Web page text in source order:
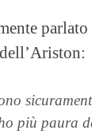
più paura